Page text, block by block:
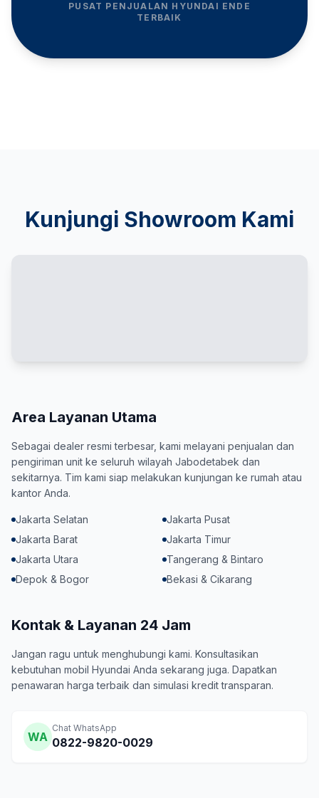
PUSAT PENJUALAN HYUNDAI ENDE
TERBAIK
Kunjungi Showroom Kami
Area Layanan Utama
Sebagai dealer resmi terbesar, kami melayani penjualan dan
pengiriman unit ke seluruh wilayah Jabodetabek dan
sekitarnya. Tim kami siap melakukan kunjungan ke rumah atau
kantor Anda.
Jakarta Selatan
Jakarta Pusat
Jakarta Barat
Jakarta Timur
Jakarta Utara
Tangerang & Bintaro
Depok & Bogor
Bekasi & Cikarang
Kontak & Layanan 24 Jam
Jangan ragu untuk menghubungi kami. Konsultasikan
kebutuhan mobil Hyundai Anda sekarang juga. Dapatkan
penawaran harga terbaik dan simulasi kredit transparan.
WA
Chat WhatsApp
0822-9820-0029